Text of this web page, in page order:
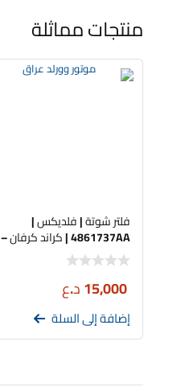
منتجات مماثلة
فلتر شوتة | فلديكس |
4861737AA | كراند كرفان –
تاون كانتري
15,000د.ع
إضافة إلى السلة